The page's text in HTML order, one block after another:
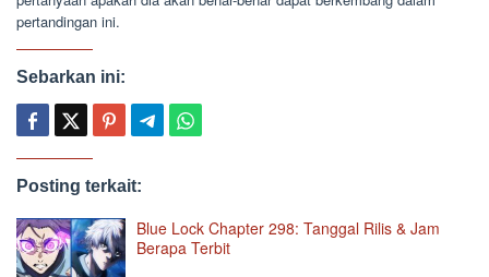
pertandingan ini.
Sebarkan ini:
Posting terkait:
Blue Lock Chapter 298: Tanggal Rilis & Jam
Berapa Terbit